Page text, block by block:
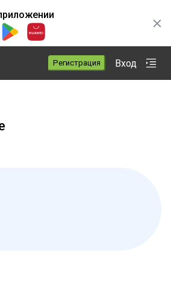
Регистрация Вход